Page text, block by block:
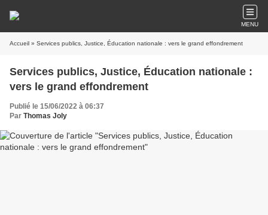
MENU
Accueil » Services publics, Justice, Éducation nationale : vers le grand effondrement
Services publics, Justice, Éducation nationale :
vers le grand effondrement
Publié le 15/06/2022 à 06:37
Par Thomas Joly